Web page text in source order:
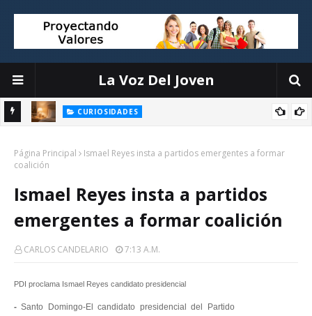
La Voz Del Joven
CURIOSIDADES
complicaciones
Página Principal
Ismael Reyes insta a partidos emergentes a formar
coalición
Ismael Reyes insta a partidos
emergentes a formar coalición
CARLOS CANDELARIO 7:13 A.m.
PDI proclama Ismael Reyes candidato presidencial
- Santo Domingo-El candidato presidencial del Partido